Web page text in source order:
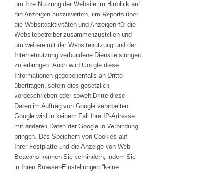
um Ihre Nutzung der Website im Hinblick auf
die Anzeigen auszuwerten, um Reports über
die Websiteaktivitäten und Anzeigen für die
Websitebetreiber zusammenzustellen und
um weitere mit der Websitenutzung und der
Internetnutzung verbundene Dienstleistungen
zu erbringen. Auch wird Google diese
Informationen gegebenenfalls an Dritte
übertragen, sofern dies gesetzlich
vorgeschrieben oder soweit Dritte diese
Daten im Auftrag von Google verarbeiten.
Google wird in keinem Fall Ihre IP-Adresse
mit anderen Daten der Google in Verbindung
bringen. Das Speichern von Cookies auf
Ihrer Festplatte und die Anzeige von Web
Beacons können Sie verhindern, indem Sie
in Ihren Browser-Einstellungen “keine